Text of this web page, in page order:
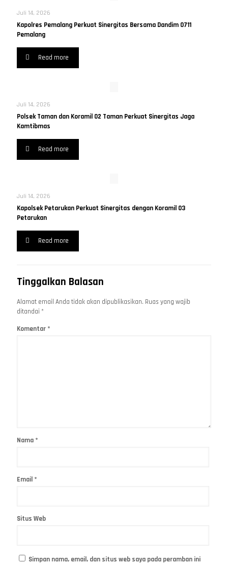
Juli 14, 2026
Kapolres Pemalang Perkuat Sinergitas Bersama Dandim 0711
Pemalang
Read more
Juli 14, 2026
Polsek Taman dan Koramil 02 Taman Perkuat Sinergitas Jaga
Kamtibmas
Read more
Juli 14, 2026
Kapolsek Petarukan Perkuat Sinergitas dengan Koramil 03
Petarukan
Read more
Tinggalkan Balasan
Alamat email Anda tidak akan dipublikasikan. Ruas yang wajib
ditandai *
Komentar *
Nama *
Email *
Situs Web
Simpan nama, email, dan situs web saya pada peramban ini